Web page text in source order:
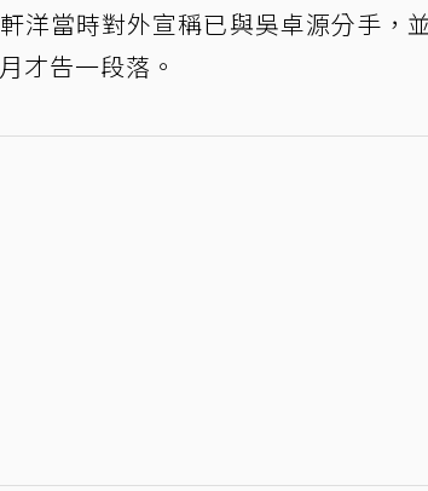
洋當時對外宣稱已與吳卓源分手，
才告一段落。